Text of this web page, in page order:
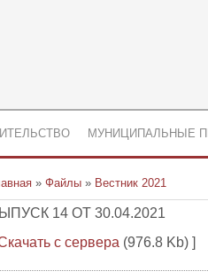
МУНИЦИПАЛЬНЫЕ
» Файлы » Вестник 2021
14 ОТ 30.04.2021
с сервера (976.8 Kb) ]